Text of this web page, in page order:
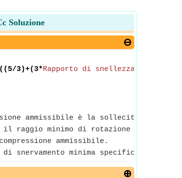
Soluzione
3)+(3*Rapporto di snellezza
ammissibile è la sollecitazione
minimo di rotazione della sua
ammissibile.
snervamento minima specificata